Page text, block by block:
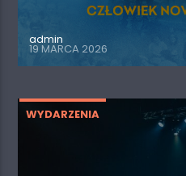
admin
19 MARCA 2026
WYDARZENIA